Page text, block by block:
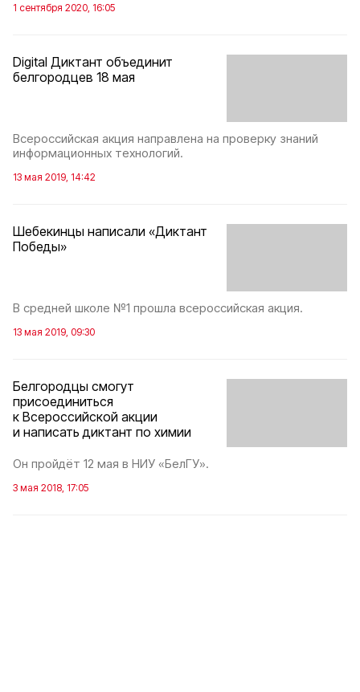
1 сентября 2020, 16:05
Digital Диктант объединит
белгородцев 18 мая
Всероссийская акция направлена на проверку знаний
информационных технологий.
13 мая 2019, 14:42
Шебекинцы написали «Диктант
Победы»
В средней школе №1 прошла всероссийская акция.
13 мая 2019, 09:30
Белгородцы смогут
присоединиться
к Всероссийской акции
и написать диктант по химии
Он пройдёт 12 мая в НИУ «БелГУ».
3 мая 2018, 17:05